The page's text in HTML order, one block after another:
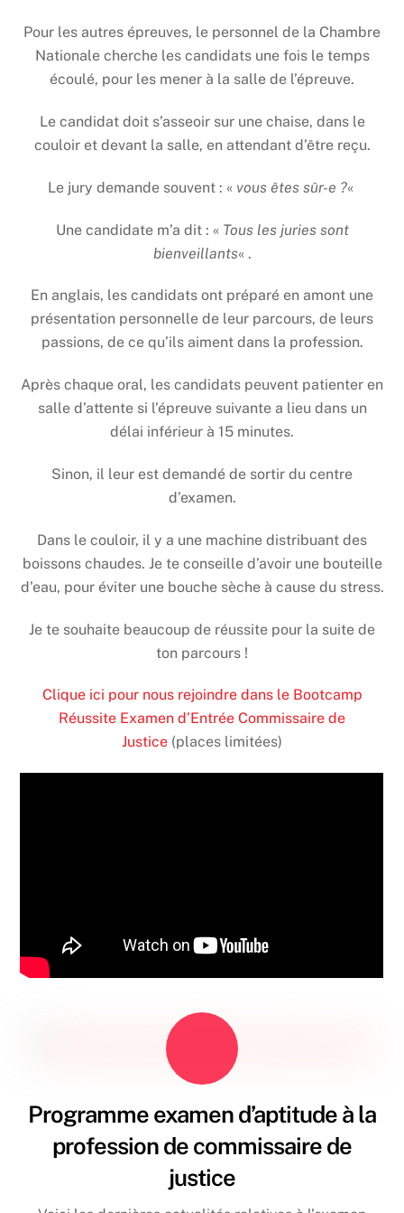
Pour les autres épreuves, le personnel de la Chambre
Nationale cherche les candidats une fois le temps
écoulé, pour les mener à la salle de l’épreuve.
Le candidat doit s’asseoir sur une chaise, dans le
couloir et devant la salle, en attendant d’être reçu.
Le jury demande souvent : « vous êtes sûr-e ?«
Une candidate m’a dit : « Tous les juries sont
bienveillants« .
En anglais, les candidats ont préparé en amont une
présentation personnelle de leur parcours, de leurs
passions, de ce qu’ils aiment dans la profession.
Après chaque oral, les candidats peuvent patienter en
salle d’attente si l’épreuve suivante a lieu dans un
délai inférieur à 15 minutes.
Sinon, il leur est demandé de sortir du centre
d’examen.
Dans le couloir, il y a une machine distribuant des
boissons chaudes. Je te conseille d’avoir une bouteille
d’eau, pour éviter une bouche sèche à cause du stress.
Je te souhaite beaucoup de réussite pour la suite de
ton parcours !
Clique ici pour nous rejoindre dans le Bootcamp
Réussite Examen d’Entrée Commissaire de
Justice (places limitées)
Programme examen d’aptitude à la
profession de commissaire de
justice